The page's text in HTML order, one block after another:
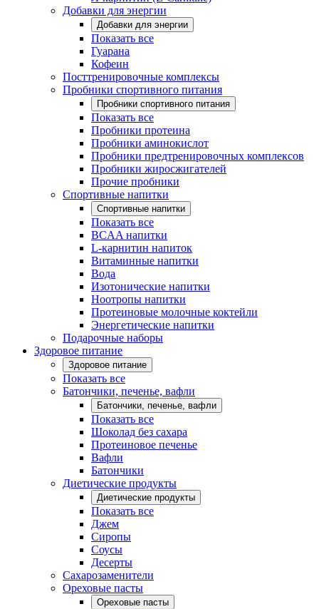
Добавки для энергии
Добавки для энергии
Показать все
Гуарана
Кофеин
Посттренировочные комплексы
Пробники спортивного питания
Пробники спортивного питания
Показать все
Пробники протеина
Пробники аминокислот
Пробники предтренировочных комплексов
Пробники жиросжигателей
Прочие пробники
Спортивные напитки
Спортивные напитки
Показать все
BCAA напитки
L-карнитин напиток
Витаминные напитки
Вода
Изотонические напитки
Ноотропы напитки
Протеиновые молочные коктейли
Энергетические напитки
Подарочные наборы
Здоровое питание
Здоровое питание
Показать все
Батончики, печенье, вафли
Батончики, печенье, вафли
Показать все
Шоколад без сахара
Протеиновое печенье
Вафли
Батончики
Диетические продукты
Диетические продукты
Показать все
Джем
Сиропы
Соусы
Десерты
Сахарозаменители
Ореховые пасты
Ореховые пасты